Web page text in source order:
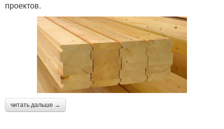
проектов.
читать дальше →